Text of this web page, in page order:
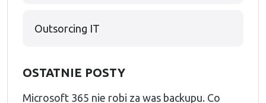
Outsorcing IT
OSTATNIE POSTY
Microsoft 365 nie robi za was backupu. Co